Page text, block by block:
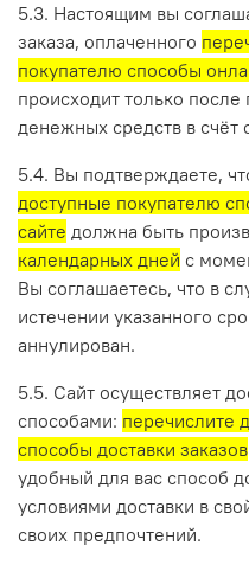
5.3. Настоящим вы
заказа, оплаченного
покупателю способы
происходит только
денежных средств в счёт
5.4. Вы подтверждаете,
доступные покупателю
сайте должна быть
календарных дней с
Вы соглашаетесь, что в
истечении указанного
аннулирован.
5.5. Сайт осуществляет
способами: перечислите
способы доставки заказов
удобный для вас способ
условиями доставки в
своих предпочтений.